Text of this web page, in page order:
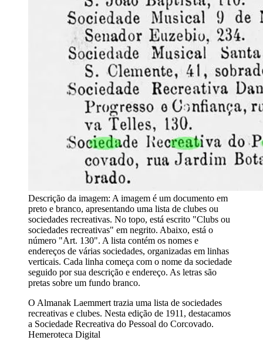
Descrição da imagem: A imagem é um documento em
preto e branco, apresentando uma lista de clubes ou
sociedades recreativas. No topo, está escrito "Clubs ou
sociedades recreativas" em negrito. Abaixo, está o
número "Art. 130". A lista contém os nomes e
endereços de várias sociedades, organizadas em linhas
verticais. Cada linha começa com o nome da sociedade
seguido por sua descrição e endereço. As letras são
pretas sobre um fundo branco.
O Almanak Laemmert trazia uma lista de sociedades
recreativas e clubes. Nesta edição de 1911, destacamos
a Sociedade Recreativa do Pessoal do Corcovado.
Hemeroteca Digital